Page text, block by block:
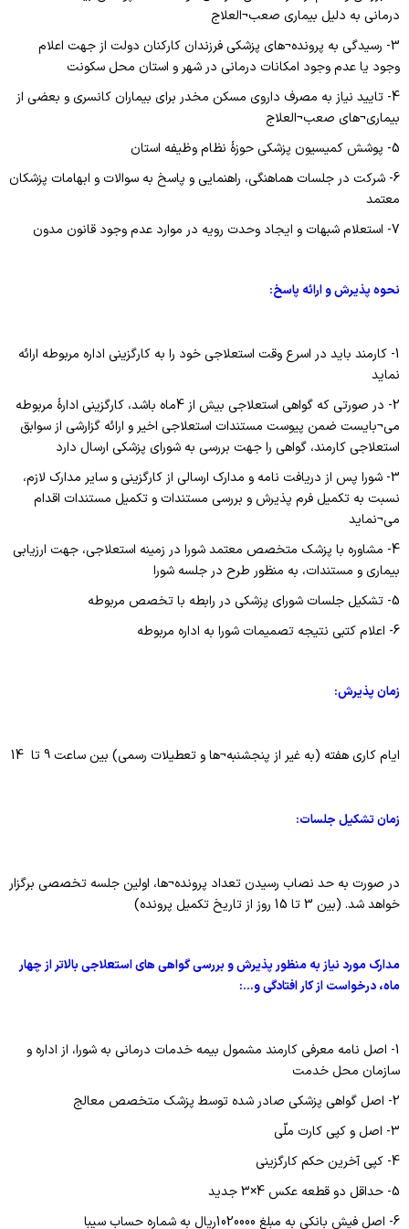
واحد سوء مصرف مواد
واحد بیماران خاص
اورژانس بیمارستانی
آمار و فناوری اطلاعات سلامت
مدیر طب سنتی و مکمل ها
واحد اعتبار بخشی مراکز درمانی
واحد امور دندانپزشکان
واحد رسیدگی به شکایات
واحد گردشگری سلامت
امور فرهنگی
سیدالشهدا(ع)
رازی
زنان کوثر
چارت سازمانی
درمانی به دلیل بیماری صعب¬العلاج
3- رسیدگی به پرونده¬های پزشکی فرزندان کارکنان دولت از جهت اعلام
وجود یا عدم وجود امکانات درمانی در شهر و استان محل سکونت
4- تایید نیاز به مصرف داروی مسکن مخدر برای بیماران کانسری و بعضی از
بیماری¬های صعب¬العلاج
5- پوشش کمیسیون پزشکی حوزۀ نظام وظیفه استان
6- شرکت در جلسات هماهنگی، راهنمایی و پاسخ به سوالات و ابهامات پزشکان
معتمد
7- استعلام شبهات و ایجاد وحدت رویه در موارد عدم وجود قانون مدون
نحوه پذیرش و ارائه پاسخ:
1- کارمند باید در اسرع وقت استعلاجی خود را به کارگزینی اداره مربوطه ارائه
نماید
2- در صورتی که گواهی استعلاجی بیش از 4ماه باشد، کارگزینی ادارۀ مربوطه
می¬بایست ضمن پیوست مستندات استعلاجی اخیر و ارائه گزارشی از سوابق
استعلاجی کارمند، گواهی را جهت بررسی به شورای پزشکی ارسال دارد
3- شورا پس از دریافت نامه و مدارک ارسالی از کارگزینی و سایر مدارک لازم،
نسبت به تکمیل فرم پذیرش و بررسی مستندات و تکمیل مستندات اقدام
می¬نماید
4- مشاوره با پزشک متخصص معتمد شورا در زمینه استعلاجی، جهت ارزیابی
بیماری و مستندات، به منظور طرح در جلسه شورا
5- تشکیل جلسات شورای پزشکی در رابطه با تخصص مربوطه
6- اعلام کتبی نتیجه تصمیمات شورا به اداره مربوطه
زمان پذیرش:
ایام کاری هفته (به غیر از پنجشنبه¬ها و تعطیلات رسمی) بین ساعت 9 تا 14
زمان تشکیل جلسات:
در صورت به حد نصاب رسیدن تعداد پرونده¬ها، اولین جلسه تخصصی برگزار
خواهد شد. (بین 3 تا 15 روز از تاریخ تکمیل پرونده)
مدارک مورد نیاز به منظور پذیرش و بررسی گواهی های استعلاجی بالاتر از چهار
ماه، درخواست از کار افتادگی و...:
1- اصل نامه معرفی کارمند مشمول بیمه خدمات درمانی به شورا، از اداره و
سازمان محل خدمت
2- اصل گواهی پزشکی صادر شده توسط پزشک متخصص معالج
3- اصل و کپی کارت ملّی
4- کپی آخرین حکم کارگزینی
5- حداقل دو قطعه عکس 4×3 جدید
6- اصل فیش بانکی به مبلغ 1020000ریال به شماره حساب سیبا